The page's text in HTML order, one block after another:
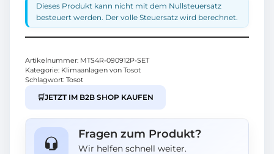
Dieses Produkt kann nicht mit dem Nullsteuersatz
besteuert werden. Der volle Steuersatz wird berechnet.
Artikelnummer: MTS4R-090912P-SET
Kategorie: Klimaanlagen von Tosot
Schlagwort: Tosot
🛒JETZT IM B2B SHOP KAUFEN
Fragen zum Produkt?
Wir helfen schnell weiter.